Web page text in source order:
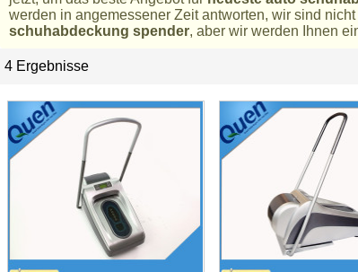
werden in angemessener Zeit antworten, wir sind
schuhabdeckung spender, aber wir werden Ihnen
4 Ergebnisse